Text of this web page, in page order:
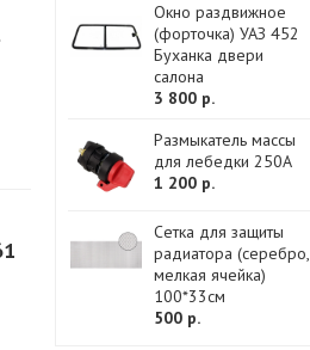
Окно раздвижное
(форточка) УАЗ 452
Буханка двери
салона
3 800 р.
Размыкатель массы
для лебедки 250A
1 200 р.
Сетка для защиты
радиатора (серебро,
мелкая ячейка)
100*33см
500 р.